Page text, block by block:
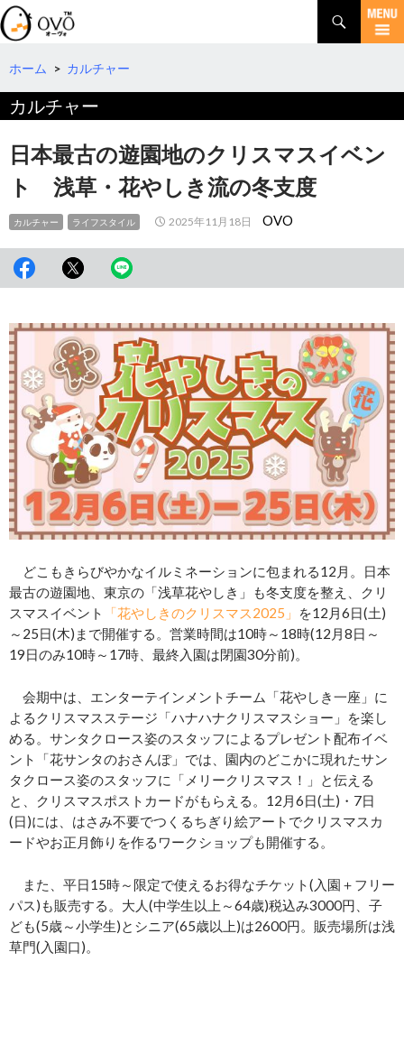
検
索
コ
テ
ツ
へ
ホーム > カルチャー
カルチャー
日本最古の遊園地のクリスマスイベン
ト 浅草・花やしき流の冬支度
カルチャー ライフスタイル 2025年11月18日 OVO
どこもきらびやかなイルミネーションに包まれる12月。日本
最古の遊園地、東京の「浅草花やしき」も冬支度を整え、クリ
スマスイベント
「花やしきのクリスマス2025」
を12月6日(土)
～25日(木)まで開催する。営業時間は10時～18時(12月8日～
19日のみ10時～17時、最終入園は閉園30分前)。
会期中は、エンターテインメントチーム「花やしき一座」に
よるクリスマスステージ「ハナハナクリスマスショー」を楽し
める。サンタクロース姿のスタッフによるプレゼント配布イベ
ント「花サンタのおさんぽ」では、園内のどこかに現れたサン
タクロース姿のスタッフに「メリークリスマス！」と伝える
と、クリスマスポストカードがもらえる。12月6日(土)・7日
(日)には、はさみ不要でつくるちぎり絵アートでクリスマスカ
ードやお正月飾りを作るワークショップも開催する。
また、平日15時～限定で使えるお得なチケット(入園＋フリー
パス)も販売する。大人(中学生以上～64歳)税込み3000円、子
ども(5歳～小学生)とシニア(65歳以上)は2600円。販売場所は浅
草門(入園口)。